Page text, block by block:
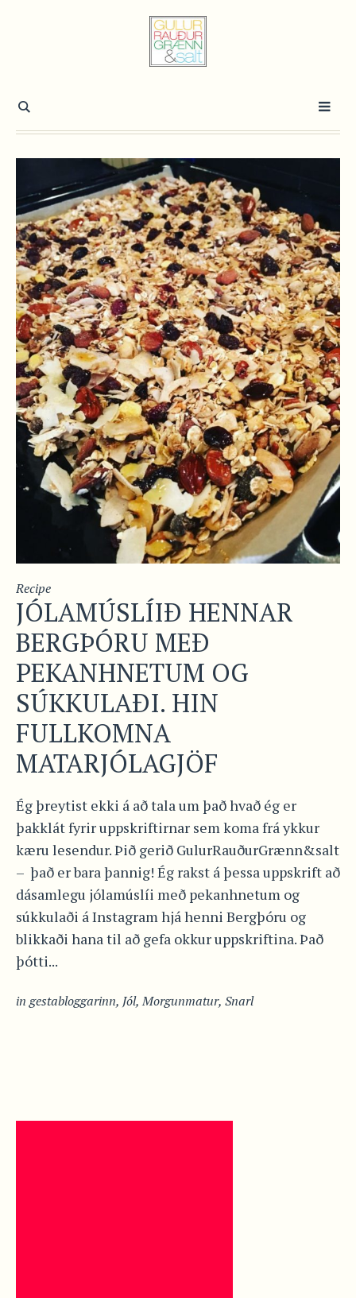
Recipe
JÓLAMÚSLÍIÐ HENNAR
BERGÞÓRU MEÐ
PEKANHNETUM OG
SÚKKULAÐI. HIN
FULLKOMNA
MATARJÓLAGJÖF
Ég þreytist ekki á að tala um það hvað ég er
þakklát fyrir uppskriftirnar sem koma frá ykkur
kæru lesendur. Þið gerið GulurRauðurGrænn&salt
– það er bara þannig! Ég rakst á þessa uppskrift að
dásamlegu jólamúslíi með pekanhnetum og
súkkulaði á Instagram hjá henni Bergþóru og
blikkaði hana til að gefa okkur uppskriftina. Það
þótti...
ingestabloggarinn, Jól,Morgunmatur, Snarl